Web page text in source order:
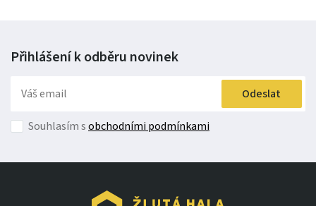
Přihlášení k odběru novinek
Odeslat
Souhlasím sobchodními podmínkami